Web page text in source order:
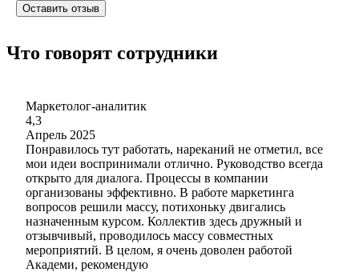
Оставить отзыв
Что говорят сотрудники
Маркетолог-аналитик
4,3
Апрель 2025
Понравилось тут работать, нареканий не отметил, все
мои идеи воспринимали отлично. Руководство всегда
открыто для диалога. Процессы в компании
организованы эффективно. В работе маркетинга
вопросов решили массу, потихоньку двигались
назначенным курсом. Коллектив здесь дружный и
отзывчивый, проводилось массу совместных
мероприятий. В целом, я очень доволен работой
Академи, рекомендую